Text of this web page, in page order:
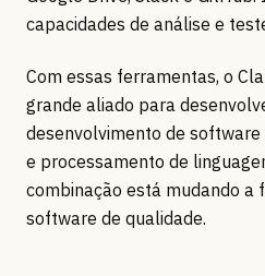
capacidades de análise e
Com essas ferramentas, o
grande aliado para
desenvolvimento de
e processamento de
combinação está mudando a
software de qualidade.